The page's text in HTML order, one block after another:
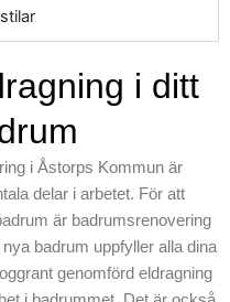
hållbarhet i varje av våra
ett drömbadrum med
Skepiab och upplev
skillnaden med professionell
badrumsrenovering.
i ditt
i Åstorps Kommun är
delar i arbetet. För att
är badrumsrenovering
badrum uppfyller alla dina
genomförd eldragning